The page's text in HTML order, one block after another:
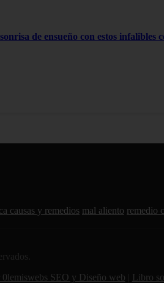
de ensueño con estos infalibles
causas y remedios mal aliento remedio
0lemiswebs SEO y Diseño web Libro